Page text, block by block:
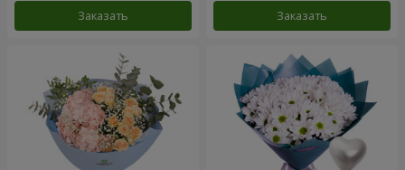
Заказать Заказать